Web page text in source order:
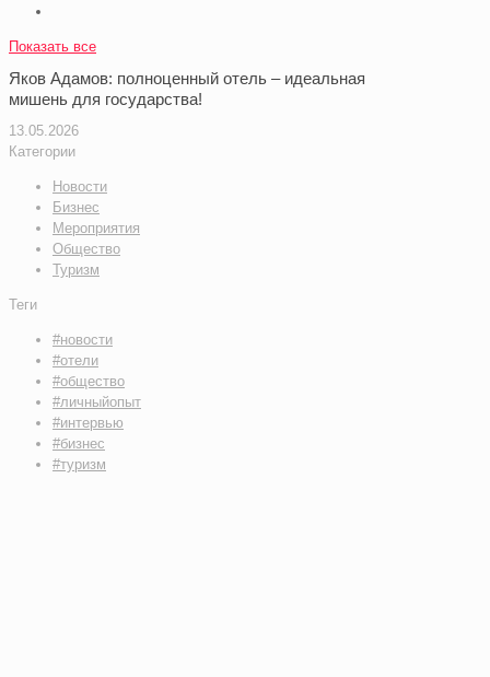
Показать все
Яков Адамов: полноценный отель – идеальная
мишень для государства!
13.05.2026
Категории
Новости
Бизнес
Мероприятия
Общество
Туризм
Теги
#новости
#отели
#общество
#личныйопыт
#интервью
#бизнес
#туризм